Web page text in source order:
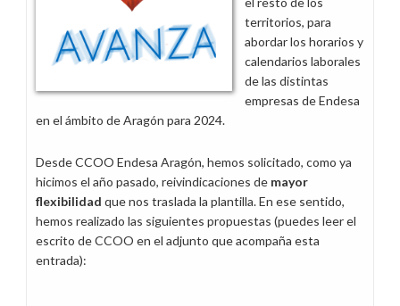
territorios, para
abordar los horarios y
calendarios laborales
de las distintas
empresas de Endesa
en el ámbito de Aragón para 2024.
Desde CCOO Endesa Aragón, hemos solicitado, como ya
hicimos el año pasado, reivindicaciones de mayor
flexibilidad que nos traslada la plantilla. En ese sentido,
hemos realizado las siguientes propuestas (puedes leer el
escrito de CCOO en el adjunto que acompaña esta
entrada):